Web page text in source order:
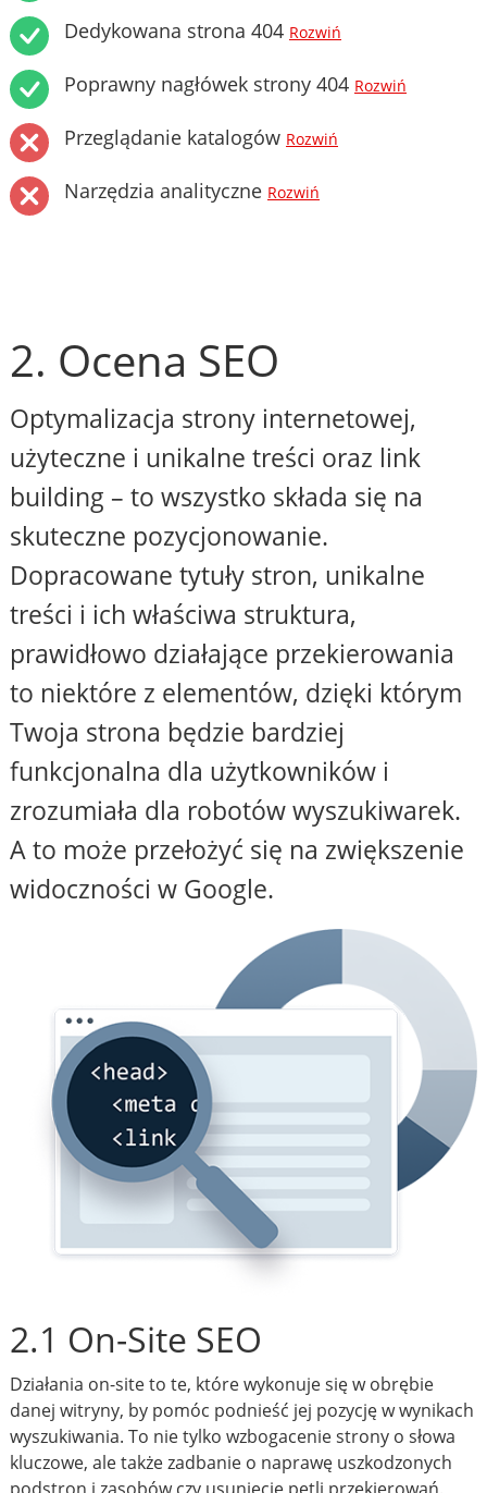
Dedykowana strona 404 Rozwiń
Poprawny nagłówek strony 404 Rozwiń
Przeglądanie katalogów Rozwiń
Narzędzia analityczne Rozwiń
2. Ocena SEO
Optymalizacja strony internetowej,
użyteczne i unikalne treści oraz link
building – to wszystko składa się na
skuteczne pozycjonowanie.
Dopracowane tytuły stron, unikalne
treści i ich właściwa struktura,
prawidłowo działające przekierowania
to niektóre z elementów, dzięki którym
Twoja strona będzie bardziej
funkcjonalna dla użytkowników i
zrozumiała dla robotów wyszukiwarek.
A to może przełożyć się na zwiększenie
widoczności w Google.
2.1 On-Site SEO
Działania on-site to te, które wykonuje się w obrębie
danej witryny, by pomóc podnieść jej pozycję w wynikach
wyszukiwania. To nie tylko wzbogacenie strony o słowa
kluczowe, ale także zadbanie o naprawę uszkodzonych
podstron i zasobów czy usunięcie pętli przekierowań.